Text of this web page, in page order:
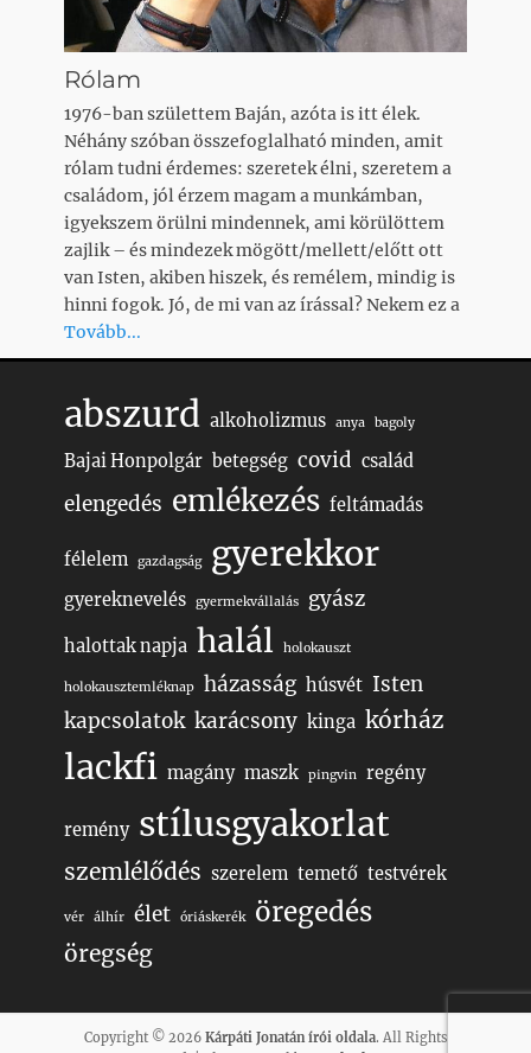
Rólam
1976-ban születtem Baján, azóta is itt élek.
Néhány szóban összefoglalható minden, amit
rólam tudni érdemes: szeretek élni, szeretem a
családom, jól érzem magam a munkámban,
igyekszem örülni mindennek, ami körülöttem
zajlik – és mindezek mögött/mellett/előtt ott
van Isten, akiben hiszek, és remélem, mindig is
hinni fogok. Jó, de mi van az írással? Nekem ez a
Tovább...
abszurd alkoholizmus anya bagoly
Bajai Honpolgár betegség covid család
elengedés emlékezés feltámadás
félelem gazdagság gyerekkor
gyereknevelés gyermekvállalás gyász
halottak napja halál holokauszt
holokausztemléknap házasság húsvét Isten
kapcsolatok karácsony kinga kórház
lackfi magány maszk pingvin regény
remény stílusgyakorlat
szemlélődés szerelem temető testvérek
vér álhír élet óriáskerék öregedés
öregség
Copyright © 2026 Kárpáti Jonatán írói oldala. All Rights